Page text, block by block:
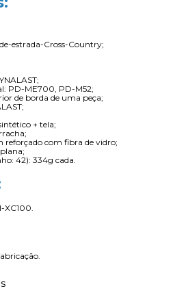
estrada-Cross-Country;
PD-ME700, PD-M52;
de borda de uma peça;
+ tela;
reforçado com fibra de vidro;
42): 334g cada.
XC100.